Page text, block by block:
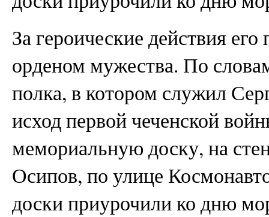
За героические действия
орденом мужества. По
полка, в котором служил
исход первой чеченской
мемориальную доску, на
Осипов, по улице
доски приурочили ко дню